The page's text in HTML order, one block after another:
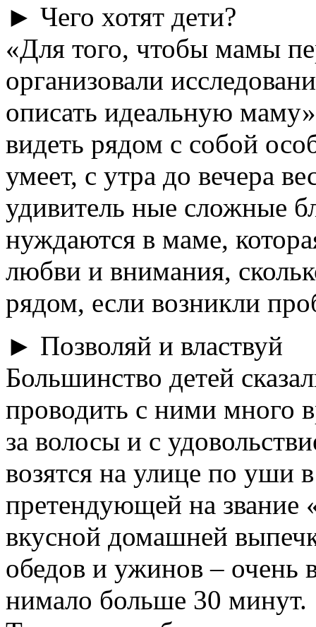
► Чего хотят дети?
«Для того, чтобы мамы
организовали
описать идеальную
видеть рядом с собой
умеет, с утра до вечера
удивитель ные сложные
нуждаются в маме,
любви и внимания,
рядом, если возникли
► Позволяй и властвуй
Большинство детей
проводить с ними много
за волосы и с
возятся на улице по уши
претендующей на звание
вкусной домашней
обедов и ужинов – очень
нимало больше 30 минут.